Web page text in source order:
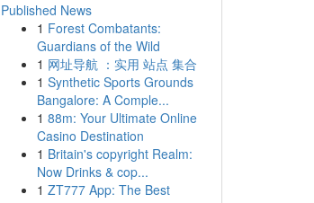
Published News
1 Forest Combatants:
Guardians of the Wild
1 网址导航 ：实用 站点 集合
1 Synthetic Sports Grounds
Bangalore: A Comple...
1 88m: Your Ultimate Online
Casino Destination
1 Britain's copyright Realm:
Now Drinks & cop...
1 ZT777 App: The Best